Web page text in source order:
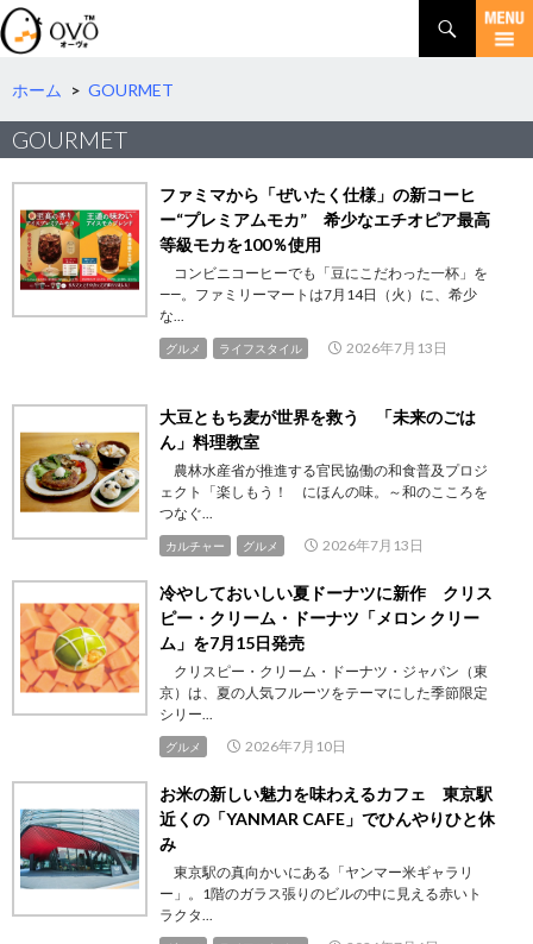
検
索
コ
テ
ツ
へ
移
ホーム > GOURMET
GOURMET
ファミマから「ぜいたく仕様」の新コーヒ
ー“プレミアムモカ” 希少なエチオピア最高
等級モカを100％使用
コンビニコーヒーでも「豆にこだわった一杯」を
――。ファミリーマートは7月14日（火）に、希少
な...
グルメ ライフスタイル 2026年7月13日
大豆ともち麦が世界を救う 「未来のごは
ん」料理教室
農林水産省が推進する官民協働の和食普及プロジ
ェクト「楽しもう！ にほんの味。～和のこころを
つなぐ...
カルチャー グルメ 2026年7月13日
冷やしておいしい夏ドーナツに新作 クリス
ピー・クリーム・ドーナツ「メロン クリー
ム」を7月15日発売
クリスピー・クリーム・ドーナツ・ジャパン（東
京）は、夏の人気フルーツをテーマにした季節限定
シリー...
グルメ 2026年7月10日
お米の新しい魅力を味わえるカフェ 東京駅
近くの「YANMAR CAFE」でひんやりひと休
み
東京駅の真向かいにある「ヤンマー米ギャラリ
ー」。1階のガラス張りのビルの中に見える赤いト
ラクタ...